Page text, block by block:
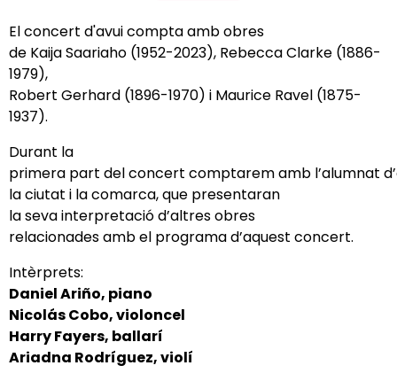
El concert d'avui compta amb obres
de KaijaSaariaho (1952-2023), RebeccaClarke (1886-
1979),
Robert Gerhard (1896-1970) i Maurice Ravel (1875-
1937).
Durant la
primera part delconcert comptaremamb l’alumnat
laciutat i la comarca, que presentaran
lasevainterpretaciód’altresobres
relacionadesambel programad’aquest concert.
Intèrprets:
DanielAriño, piano
Nicolás Cobo,violoncel
HarryFayers, ballarí
Ariadna Rodríguez,violí